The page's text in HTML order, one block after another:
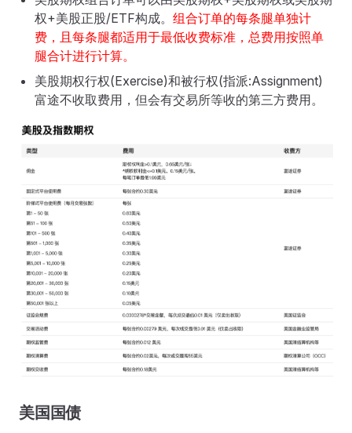
权+美股正股/ETF构成。 组合订单的每条腿单独计
费，且每条腿都适用于最低收费标准，总费用按照单
腿合计进行计算。
美股期权行权(Exercise)和被行权(指派:Assignment)
富途不收取费用，但会有交易所等收的第三方费用。
美国国债